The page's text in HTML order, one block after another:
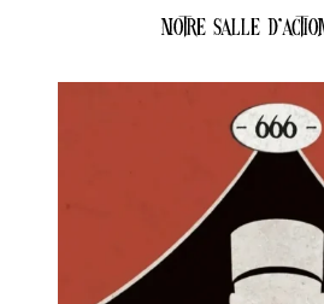
Notre salle